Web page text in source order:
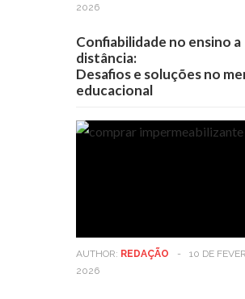
2026
Confiabilidade no ensino a
distância:
Desafios e soluções no
educacional
AUTHOR: REDAÇÃO -
10 DE
2026